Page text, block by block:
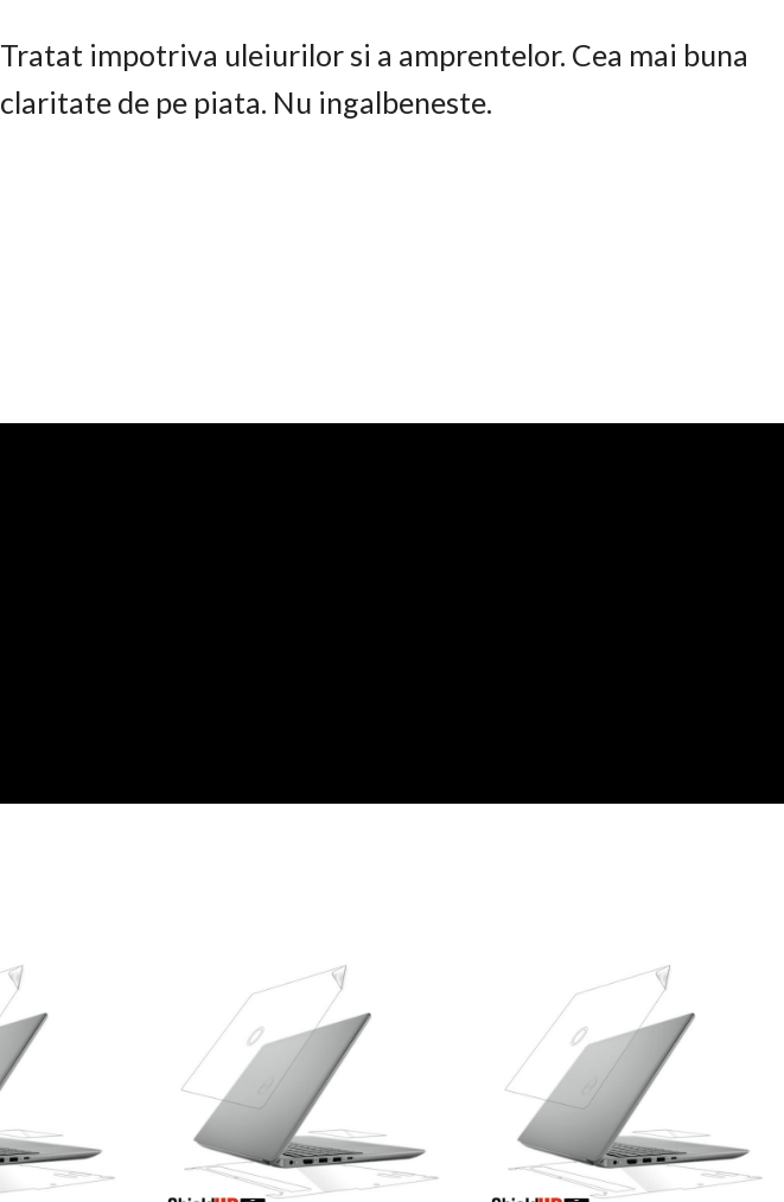
Tratat impotriva uleiurilor si a amprentelor. Cea mai buna
claritate de pe piata. Nu ingalbeneste.